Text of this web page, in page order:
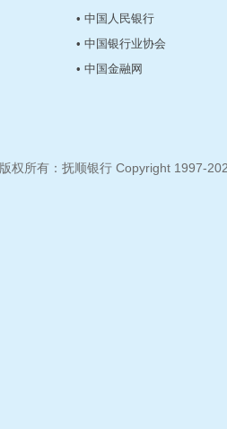
• 中国人民银行
• 中国银行业协会
• 中国金融网
版权所有：抚顺银行 Copyright 1997-